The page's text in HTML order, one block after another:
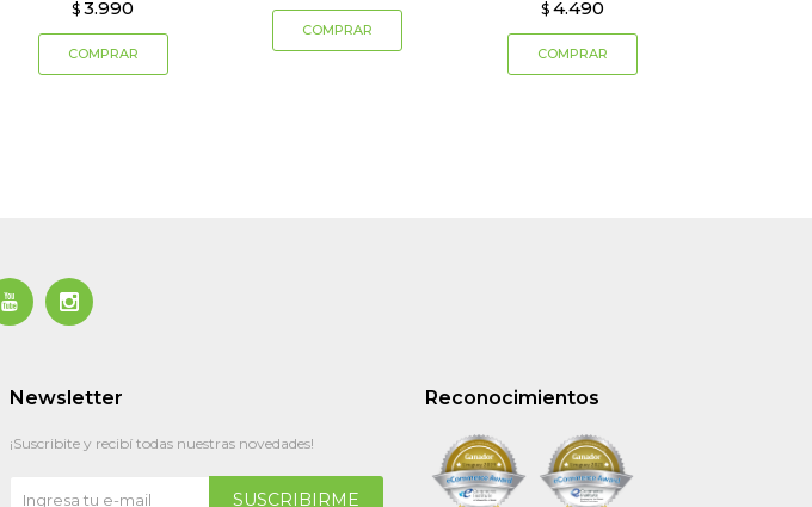
$ 3.990 $ 4.490
 
Reconocimientos
Newsletter
¡Suscribite y recibí todas nuestras novedades!
SUSCRIBIRME